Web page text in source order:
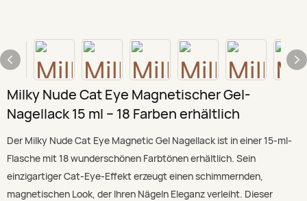
Milky Nude Cat Eye Magnetischer Gel-
Nagellack 15 ml – 18 Farben erhältlich
Der Milky Nude Cat Eye Magnetic Gel Nagellack ist in einer 15-ml-
Flasche mit 18 wunderschönen Farbtönen erhältlich. Sein
einzigartiger Cat-Eye-Effekt erzeugt einen schimmernden,
magnetischen Look, der Ihren Nägeln Eleganz verleiht. Dieser